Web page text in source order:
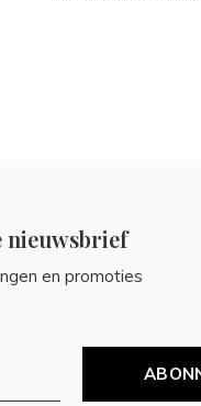
nieuwsbrief
en promoties